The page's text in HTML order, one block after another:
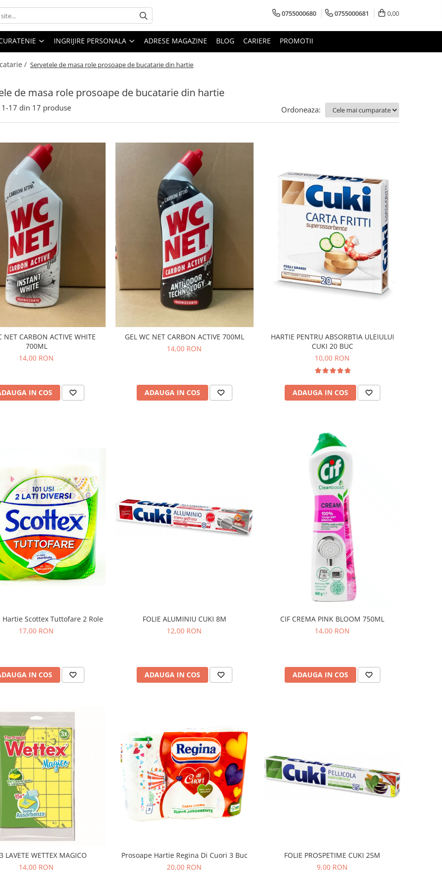
0755000680 0755000681 0,00
INGRIJIRE PERSONALA ADRESE MAGAZINE BLOG CARIERE PROMOTII
/ Servetele de masa role prosoape de bucatarie din hartie
de masa role prosoape de bucatarie din hartie
1-17 din 17 produse Ordoneaza:
NET CARBON ACTIVE WHITE
700ML
14,00 RON
IN COS
GEL WC NET CARBON ACTIVE 700ML
14,00 RON
ADAUGA IN COS
HARTIE PENTRU ABSORBTIA ULEIULUI
CUKI 20 BUC
10,00 RON
ADAUGA IN COS
Hartie Scottex Tuttofare 2 Role
17,00 RON
IN COS
FOLIE ALUMINIU CUKI 8M
12,00 RON
ADAUGA IN COS
CIF CREMA PINK BLOOM 750ML
14,00 RON
ADAUGA IN COS
LAVETE WETTEX MAGICO
14,00 RON
Prosoape Hartie Regina Di Cuori 3 Buc
20,00 RON
FOLIE PROSPETIME CUKI 25M
9,00 RON